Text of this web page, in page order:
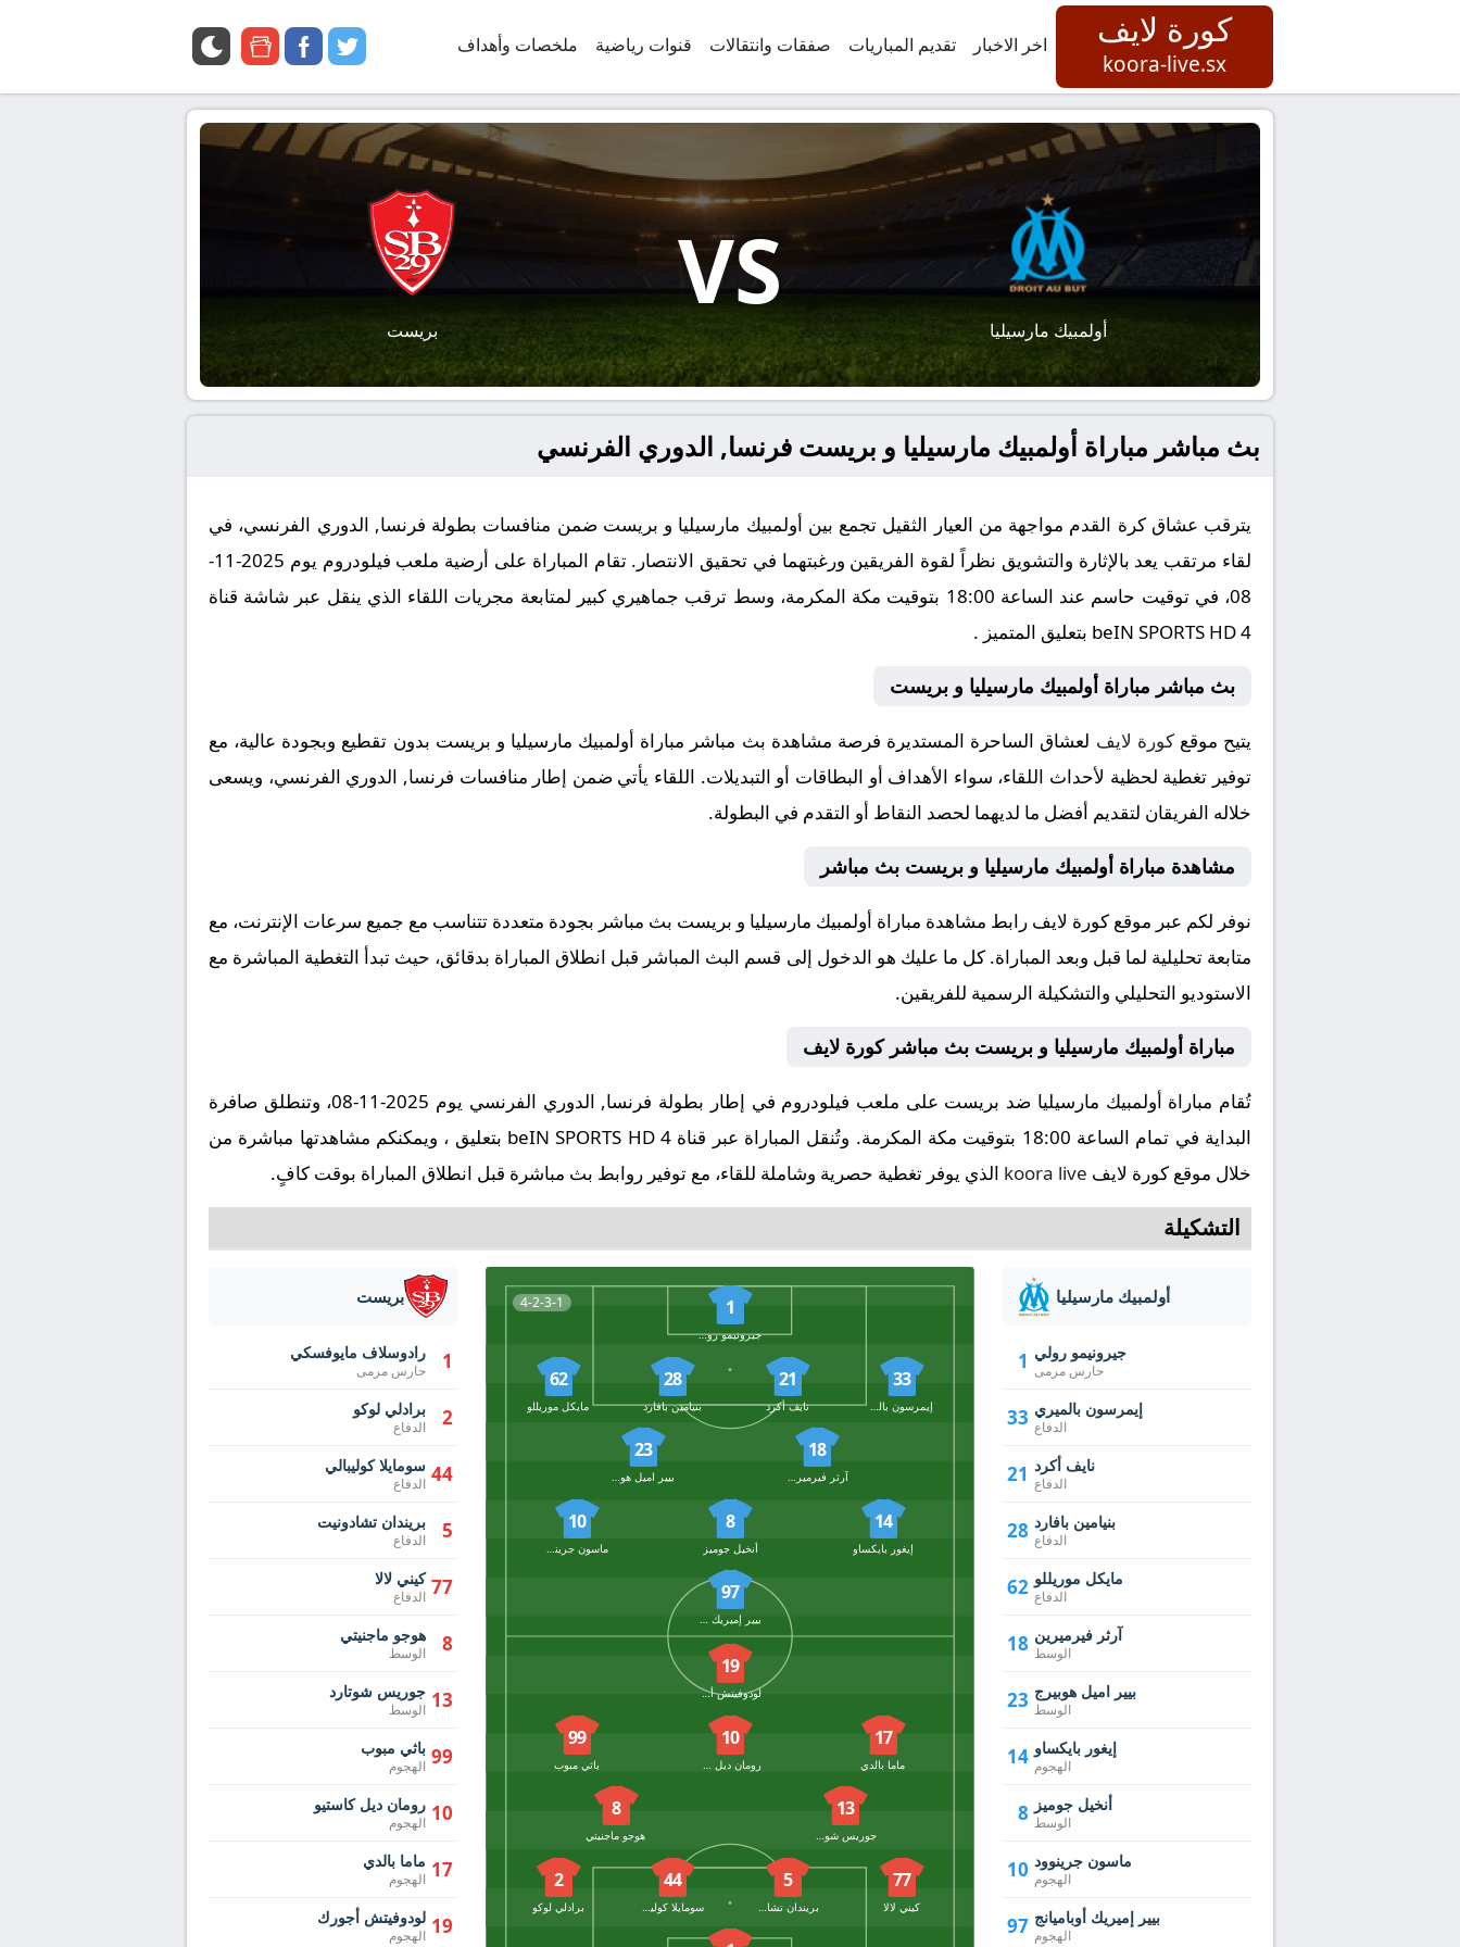
كورة لايف
koora-live.sx
اخر الاخبار تقديم المباريات صفقات وانتقالات قنوات رياضية ملخصات وأهداف twitter
facebook
google
أولمبيك مارسيليا
VS
بريست
بث مباشر مباراة أولمبيك مارسيليا و بريست فرنسا, الدوري الفرنسي
يترقب عشاق كرة القدم مواجهة من العيار الثقيل تجمع بين أولمبيك مارسيليا و بريست ضمن منافسات بطولة فرنسا, الدوري الفرنسي، في
لقاء مرتقب يعد بالإثارة والتشويق نظراً لقوة الفريقين ورغبتهما في تحقيق الانتصار. تقام المباراة على أرضية ملعب فيلودروم يوم 2025-11-
08، في توقيت حاسم عند الساعة 18:00 بتوقيت مكة المكرمة، وسط ترقب جماهيري كبير لمتابعة مجريات اللقاء الذي ينقل عبر شاشة قناة
beIN SPORTS HD 4 بتعليق المتميز .
بث مباشر مباراة أولمبيك مارسيليا و بريست
يتيح موقعكورة لايف لعشاق الساحرة المستديرة فرصة مشاهدة بث مباشر مباراة أولمبيك مارسيليا و بريست بدون تقطيع وبجودة عالية، مع
توفير تغطية لحظية لأحداث اللقاء، سواء الأهداف أو البطاقات أو التبديلات. اللقاء يأتي ضمن إطار منافسات فرنسا, الدوري الفرنسي، ويسعى
خلاله الفريقان لتقديم أفضل ما لديهما لحصد النقاط أو التقدم في البطولة.
مشاهدة مباراة أولمبيك مارسيليا و بريست بث مباشر
نوفر لكم عبر موقع كورة لايف رابط مشاهدة مباراة أولمبيك مارسيليا و بريست بث مباشر بجودة متعددة تتناسب مع جميع سرعات الإنترنت، مع
متابعة تحليلية لما قبل وبعد المباراة. كل ما عليك هو الدخول إلى قسم البث المباشر قبل انطلاق المباراة بدقائق، حيث تبدأ التغطية المباشرة مع
الاستوديو التحليلي والتشكيلة الرسمية للفريقين.
مباراة أولمبيك مارسيليا و بريست بث مباشر كورة لايف
تُقام مباراة أولمبيك مارسيليا ضد بريست على ملعب فيلودروم في إطار بطولة فرنسا, الدوري الفرنسي يوم 2025-11-08، وتنطلق صافرة
البداية في تمام الساعة 18:00 بتوقيت مكة المكرمة. وتُنقل المباراة عبر قناة beIN SPORTS HD 4 بتعليق ، ويمكنكم مشاهدتها مباشرة من
خلال موقع كورة لايف koora live الذي يوفر تغطية حصرية وشاملة للقاء، مع توفير روابط بث مباشرة قبل انطلاق المباراة بوقت كافٍ.
التشكيلة
4-2-3-1 1
جيرونيمو رولي
33
21
نايف أكرد
28
بنيامين بافارد
62
مايكل موريللو
18
آرثر فيرميرين
23
بيير اميل هوبيرج
14
إيغور بايكساو
8
أنخيل جوميز
10
97
بيير إميريك أوباميانج
19
لودوفيتش أجورك
17
ماما بالدي
10
99
باثي مبوب
13
جوريس شوتارد
8
هوجو ماجنيتي
77
كيني لالا
5
44
2
برادلي لوكو
أولمبيك مارسيليا
1 جيرونيمو رولي
حارس مرمى
33 إيمرسون بالميري
الدفاع
21 نايف أكرد
الدفاع
28 بنيامين بافارد
الدفاع
62 مايكل موريللو
الدفاع
18 آرثر فيرميرين
الوسط
23 بيير اميل هوبيرج
الوسط
14 إيغور بايكساو
الهجوم
8 أنخيل جوميز
الوسط
10 ماسون جرينوود
الهجوم
97 بيير إميريك أوباميانج
الهجوم
بريست
1 رادوسلاف مايوفسكي
حارس مرمى
2 برادلي لوكو
الدفاع
44 سومايلا كوليبالي
الدفاع
5 بريندان تشادونيت
الدفاع
77 كيني لالا
الدفاع
8 هوجو ماجنيتي
الوسط
13 جوريس شوتارد
الوسط
99 باثي مبوب
الهجوم
10 رومان ديل كاستيو
الهجوم
17 ماما بالدي
الهجوم
19 لودوفيتش أجورك
الهجوم